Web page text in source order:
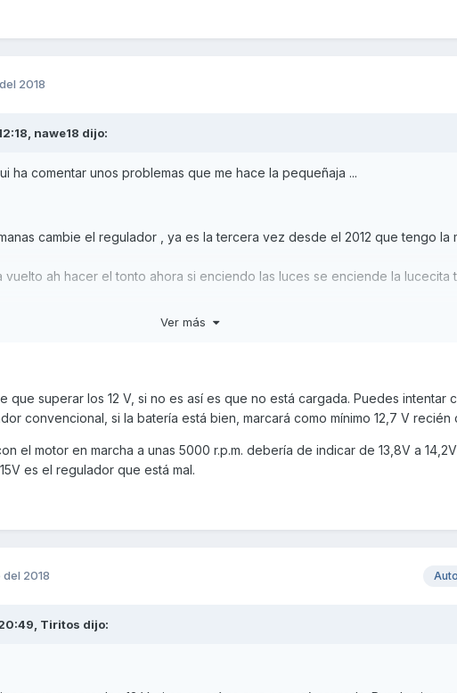
2018
nawe18 dijo:
ha comentar unos problemas que me hace la pequeñaja ...
cambie el regulador , ya es la tercera vez desde el 2012 que tengo la
vuelto ah hacer el tonto ahora si enciendo las luces se enciende la lucecita
la bateria y me da 11,78v y si enciendo las luces baja un poco a 11,4v
que esta en las ultimas?¿ tiene unos 3 años mas o menos , o tal vez sea
por que se cambio nuevo hace solo 3 semanas y dudo que haya
Ver más
que superar los 12 V, si no es así es que no está cargada. Puedes intentar
convencional, si la batería está bien, marcará como mínimo 12,7 V recién
el motor en marcha a unas 5000 r.p.m. debería de indicar de 13,8V a
es el regulador que está mal.
del 2018
Tiritos dijo: